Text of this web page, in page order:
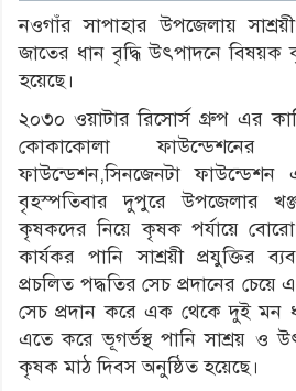
নওগাঁর সাপাহার উপজেলায়
জাতের ধান বৃদ্ধি উৎপাদনে
হয়েছে।
২০৩০ ওয়াটার রিসোর্স গ্রুপ এর
কোকাকোলা ফাউন্ডেশনের
ফাউন্ডেশন,সিনজেনটা
বৃহস্পতিবার দুপুরে উপজেলার
কৃষকদের নিয়ে কৃষক পর্যায়ে বোরো
কার্যকর পানি সাশ্রয়ী প্রযুক্তির
প্রচলিত পদ্ধতির সেচ প্রদানের চেয়ে
সেচ প্রদান করে এক থেকে দুই মন
এতে করে ভূগর্ভস্থ পানি সাশ্রয় ও
কৃষক মাঠ দিবস অনুষ্ঠিত হয়েছে।